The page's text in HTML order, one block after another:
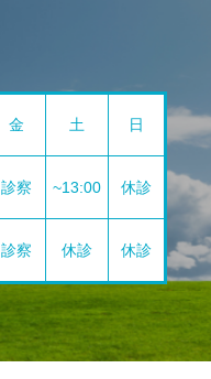
金 土 日
診察 ~13:00 休診
診察 休診 休診